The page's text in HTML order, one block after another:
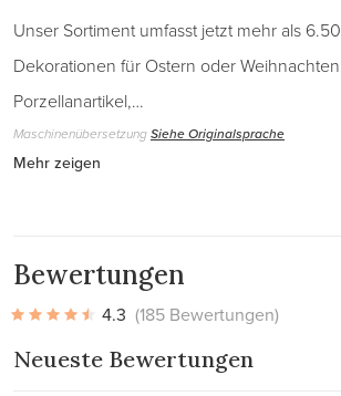
Unser Sortiment umfasst jetzt mehr als
Dekorationen für Ostern oder
Porzellanartikel,…
MaschinenübersetzungSiehe Originalsprache
Mehr zeigen
Bewertungen
4.3 (185 Bewertungen)
Neueste Bewertungen